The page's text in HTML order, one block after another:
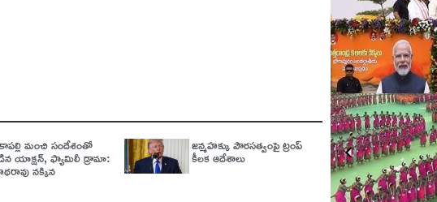
మంచి సందేశంతో
యాక్షన్, ఫ్యామిలీ డ్రామా:
నక్కిన
జన్మహక్కు పౌరసత్వంపై ట్రంప్
కీలక ఆదేశాలు